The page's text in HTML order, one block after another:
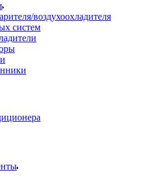
воздухоохладителя
систем